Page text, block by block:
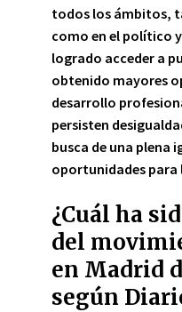
todos los ámbitos,
como en el político
logrado acceder a
obtenido mayores
desarrollo
persisten
busca de una plena
oportunidades para
¿Cuál ha
del
en Madrid
según